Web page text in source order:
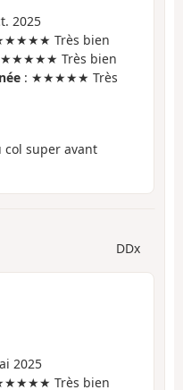
2025
Très bien
Très bien
: ★★★★★ Très
col super avant
DDx
2025
Très bien